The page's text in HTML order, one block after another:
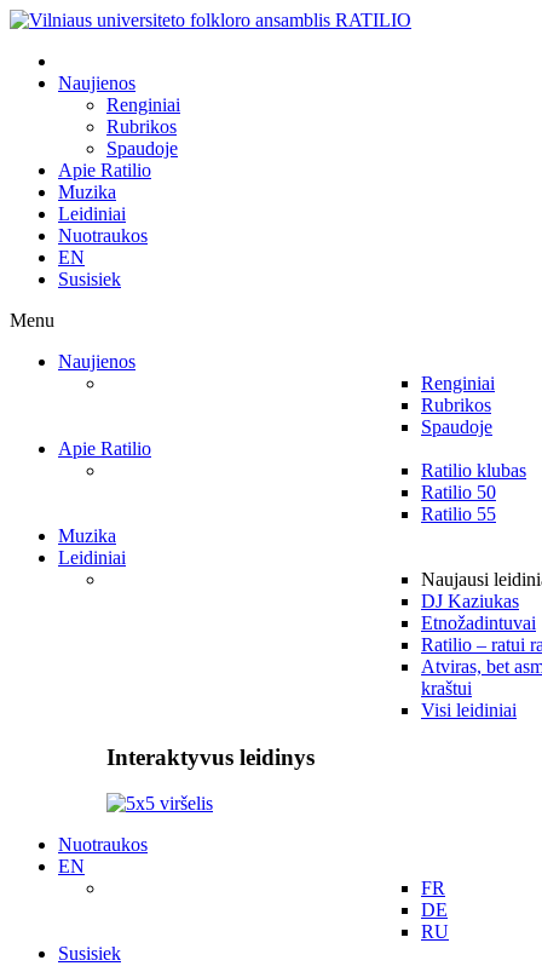
Naujienos
Renginiai
Rubrikos
Spaudoje
Apie Ratilio
Muzika
Leidiniai
Nuotraukos
EN
Susisiek
Menu
Naujienos
Renginiai
Rubrikos
Spaudoje
Apie Ratilio
Ratilio klubas
Ratilio 50
Ratilio 55
Muzika
Leidiniai
Naujausi
DJ Kaziukas
Etnožadintuvai
Ratilio – ratui
Atviras, bet
kraštui
Visi leidiniai
Interaktyvus leidinys
Nuotraukos
EN
FR
DE
RU
Susisiek